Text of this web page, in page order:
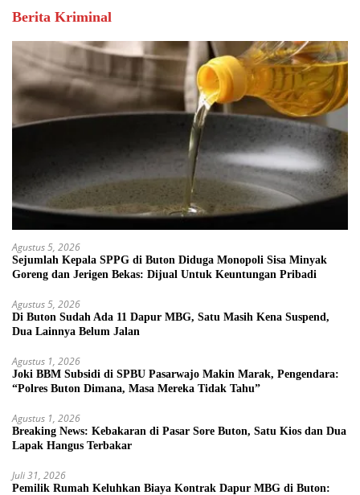
Berita Kriminal
Agustus 5, 2026
Sejumlah Kepala SPPG di Buton Diduga Monopoli Sisa Minyak
Goreng dan Jerigen Bekas: Dijual Untuk Keuntungan Pribadi
Agustus 5, 2026
Di Buton Sudah Ada 11 Dapur MBG, Satu Masih Kena Suspend,
Dua Lainnya Belum Jalan
Agustus 1, 2026
Joki BBM Subsidi di SPBU Pasarwajo Makin Marak, Pengendara:
“Polres Buton Dimana, Masa Mereka Tidak Tahu”
Agustus 1, 2026
Breaking News: Kebakaran di Pasar Sore Buton, Satu Kios dan Dua
Lapak Hangus Terbakar
Juli 31, 2026
Pemilik Rumah Keluhkan Biaya Kontrak Dapur MBG di Buton: